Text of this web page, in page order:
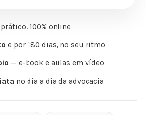
100% online
e por 180 dias, no seu ritmo
— e-book e aulas em vídeo
no dia a dia da advocacia